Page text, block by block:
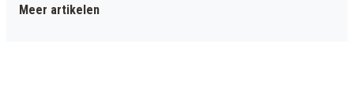
Meer artikelen